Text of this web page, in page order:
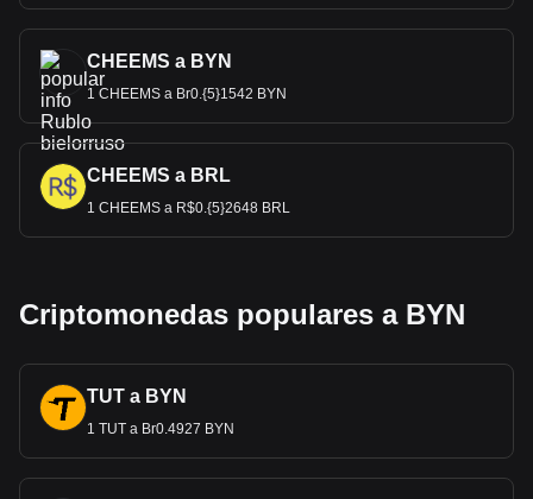
CHEEMS a BYN
1 CHEEMS a Br0.{5}1542 BYN
CHEEMS a BRL
1 CHEEMS a R$0.{5}2648 BRL
Criptomonedas populares a BYN
TUT a BYN
1 TUT a Br0.4927 BYN